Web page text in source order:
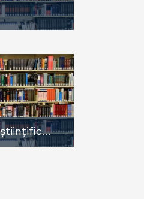
Manifestări științifice și culturale